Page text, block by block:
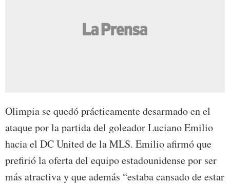
Olimpia se quedó prácticamente desarmado en el
ataque por la partida del goleador Luciano Emilio
hacia el DC United de la MLS. Emilio afirmó que
prefirió la oferta del equipo estadounidense por ser
más atractiva y que además “estaba cansado de estar